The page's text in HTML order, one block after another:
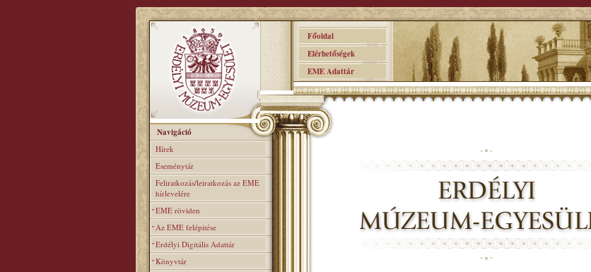
Főoldal
Elérhetőségek
EME Adattár
Navigáció
Hírek
Eseménytár
Feliratkozás/leiratkozás az EME
hírlevelére
EME röviden
Az EME felépitése
Erdélyi Digitális Adattár
Könyvtár